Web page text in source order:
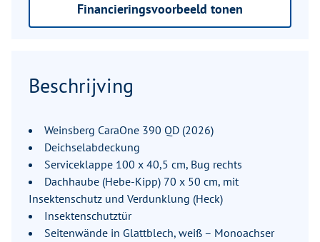
Financieringsvoorbeeld tonen
Beschrijving
Weinsberg CaraOne 390 QD (2026)
Deichselabdeckung
Serviceklappe 100 x 40,5 cm, Bug rechts
Dachhaube (Hebe-Kipp) 70 x 50 cm, mit
Insektenschutz und Verdunklung (Heck)
Insektenschutztür
Seitenwände in Glattblech, weiß – Monoachser